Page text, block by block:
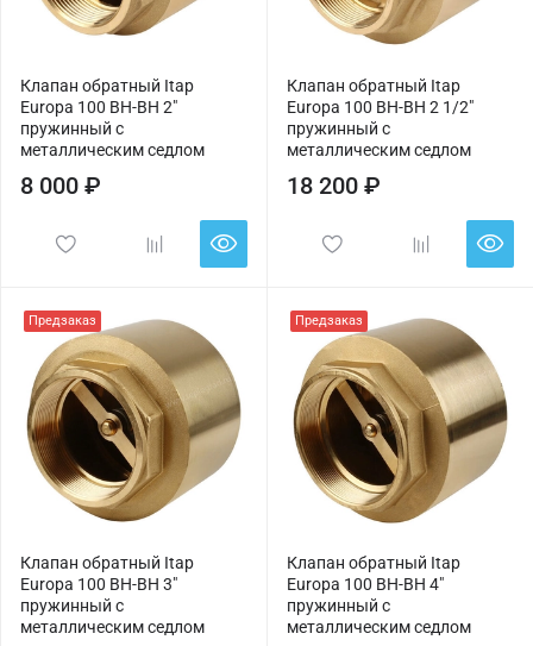
Клапан обратный Itap
Europa 100 ВН-ВН 2"
пружинный с
металлическим седлом
8 000 ₽
Клапан обратный Itap
Europa 100 ВН-ВН 2 1/2"
пружинный с
металлическим седлом
18 200 ₽
Предзаказ
Клапан обратный Itap
Europa 100 ВН-ВН 3"
пружинный с
металлическим седлом
Предзаказ
Клапан обратный Itap
Europa 100 ВН-ВН 4"
пружинный с
металлическим седлом